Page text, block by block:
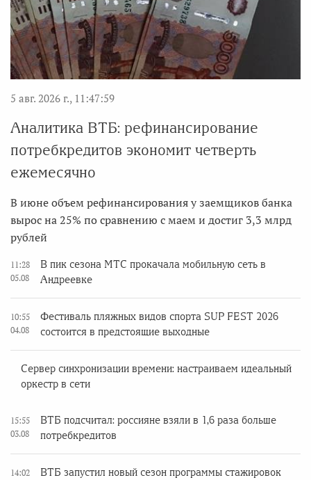
5 авг. 2026 г., 11:47:59
Аналитика ВТБ: рефинансирование
потребкредитов экономит четверть
ежемесячно
В июне объем рефинансирования у заемщиков банка
вырос на 25% по сравнению с маем и достиг 3,3 млрд
рублей
11:28
05.08
В пик сезона МТС прокачала мобильную сеть в
Андреевке
10:55
04.08
Фестиваль пляжных видов спорта SUP FEST 2026
состоится в предстоящие выходные
Сервер синхронизации времени: настраиваем идеальный
оркестр в сети
15:55
03.08
ВТБ подсчитал: россияне взяли в 1,6 раза больше
потребкредитов
14:02
ВТБ запустил новый сезон программы стажировок